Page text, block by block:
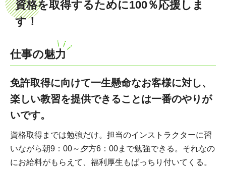
資格を取得するために100％応援しま
す！
仕事の魅力
免許取得に向けて一生懸命なお客様に対し、
楽しい教習を提供できることは一番のやりが
いです。
資格取得までは勉強だけ。担当のインストラクターに習
いながら朝9：00～夕方6：00まで勉強できる。それなの
にお給料がもらえて、福利厚生もばっちり付いてくる。